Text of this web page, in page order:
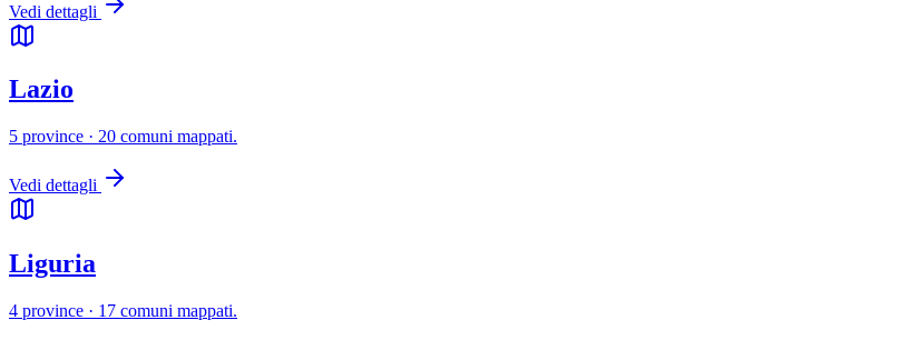
Vedi dettagli
Lazio
5 province · 20 comuni mappati.
Vedi dettagli
Liguria
4 province · 17 comuni mappati.